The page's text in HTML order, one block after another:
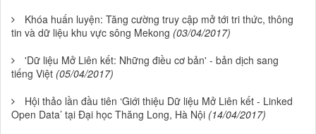
Khóa huấn luyện: Tăng cường truy cập mở tới tri thức, thông
tin và dữ liệu khu vực sông Mekong (03/04/2017)
'Dữ liệu Mở Liên kết: Những điều cơ bản' - bản dịch sang
tiếng Việt (05/04/2017)
Hội thảo lần đầu tiên ‘Giới thiệu Dữ liệu Mở Liên kết - Linked
Open Data’ tại Đại học Thăng Long, Hà Nội (14/04/2017)